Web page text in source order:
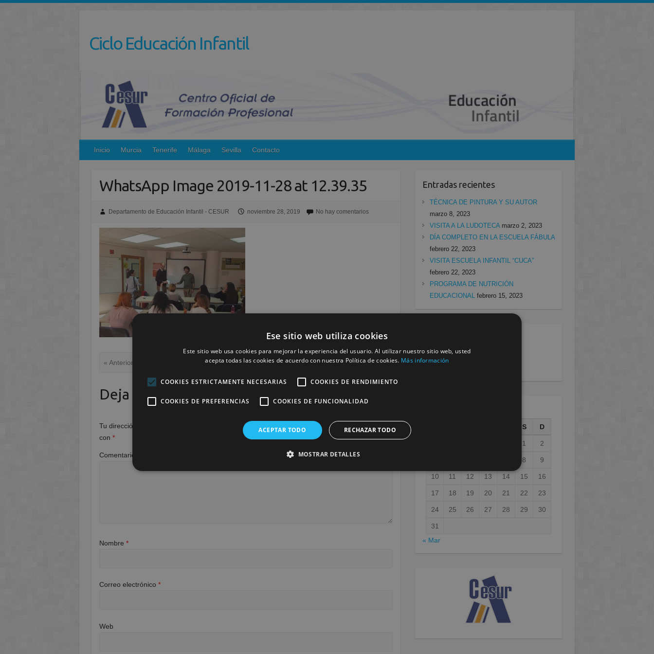
Ciclo Educación Infantil
Inicio Murcia Tenerife Málaga Sevilla Contacto
WhatsApp Image 2019-11-28 at 12.39.35
Departamento de Educación Infantil - CESUR noviembre 28, 2019 No hay comentarios
« Anterior Siguiente »
Deja una respuesta
Tu dirección de correo electrónico no será publicada. Los campos obligatorios están marcados
con*
Comentario
Nombre*
Correo electrónico*
Web
Entradas recientes
TÉCNICA DE PINTURA Y SU AUTOR
marzo 8, 2023
VISITA A LA LUDOTECA marzo 2, 2023
DÍA COMPLETO EN LA ESCUELA FÁBULA
febrero 22, 2023
VISITA ESCUELA INFANTIL “CUCA”
febrero 22, 2023
PROGRAMA DE NUTRICIÓN
EDUCACIONAL febrero 15, 2023
(138)
S D
1 2
8 9
10 11 12 13 14 15 16
17 18 19 20 21 22 23
24 25 26 27 28 29 30
31
« Mar
Ese sitio web utiliza cookies
Este sitio web usa cookies para mejorar la experiencia del usuario. Al utilizar nuestro sitio web, usted
acepta todas las cookies de acuerdo con nuestra Política de cookies. Más información
COOKIES ESTRICTAMENTE NECESARIAS COOKIES DE RENDIMIENTO
COOKIES DE PREFERENCIAS COOKIES DE FUNCIONALIDAD
ACEPTAR TODO RECHAZAR TODO
MOSTRAR DETALLES